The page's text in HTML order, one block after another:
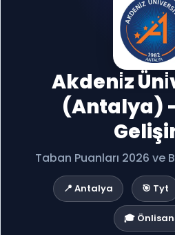
Akdeni̇z
(Antalya)
Taban Puanları 2026 ve
📍 Antalya 🎯 Tyt
🎓